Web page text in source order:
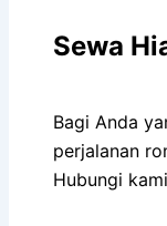
Sewa
Bagi Anda
perjalanan
Hubungi